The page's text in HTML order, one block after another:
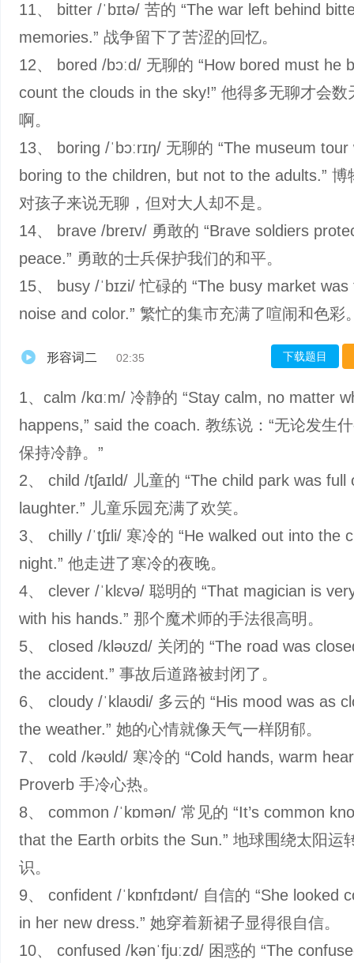
11、 bitter /ˈbɪtə/ 苦的 “The war left behind
memories.” 战争留下了苦涩的回忆。
12、 bored /bɔːd/ 无聊的 “How bored must he
count the clouds in the sky!” 他得多无聊才会数
啊。
13、 boring /ˈbɔːrɪŋ/ 无聊的 “The museum tour
boring to the children, but not to the adults.” 博
对孩子来说无聊，但对大人却不是。
14、 brave /breɪv/ 勇敢的 “Brave soldiers
peace.” 勇敢的士兵保护我们的和平。
15、 busy /ˈbɪzi/ 忙碌的 “The busy market was
noise and color.” 繁忙的集市充满了喧闹和色彩
形容词二 02:35 下载题目
1、calm /kɑːm/ 冷静的 “Stay calm, no matter
happens,” said the coach. 教练说：“无论发生
保持冷静。”
2、 child /tʃaɪld/ 儿童的 “The child park was full
laughter.” 儿童乐园充满了欢笑。
3、 chilly /ˈtʃɪli/ 寒冷的 “He walked out into the
night.” 他走进了寒冷的夜晚。
4、 clever /ˈklɛvə/ 聪明的 “That magician is
with his hands.” 那个魔术师的手法很高明。
5、 closed /kləʊzd/ 关闭的 “The road was
the accident.” 事故后道路被封闭了。
6、 cloudy /ˈklaʊdi/ 多云的 “His mood was as
the weather.” 她的心情就像天气一样阴郁。
7、 cold /kəʊld/ 寒冷的 “Cold hands, warm
Proverb 手冷心热。
8、 common /ˈkɒmən/ 常见的 “It’s common
that the Earth orbits the Sun.” 地球围绕太阳运
识。
9、 confident /ˈkɒnfɪdənt/ 自信的 “She looked
in her new dress.” 她穿着新裙子显得很自信。
10、 confused /kənˈfjuːzd/ 困惑的 “The